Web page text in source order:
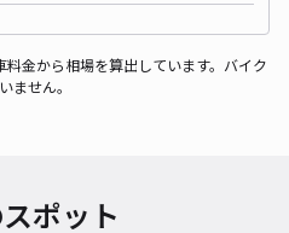
金から相場を算出しています。バイク
ません。
ポット